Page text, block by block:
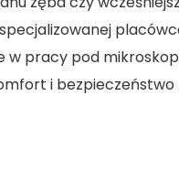
w pracy pod
i bezpieczeństwo